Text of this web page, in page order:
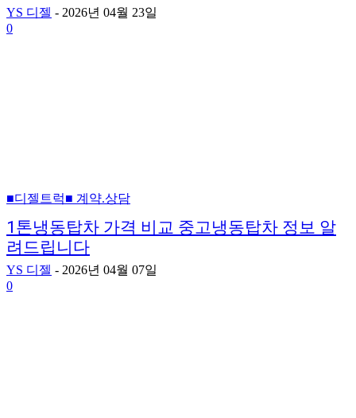
YS 디젤 - 2026년 04월 23일
0
■디젤트럭■ 계약.상담
1톤냉동탑차 가격 비교 중고냉동탑차 정보 알
려드립니다
YS 디젤 - 2026년 04월 07일
0